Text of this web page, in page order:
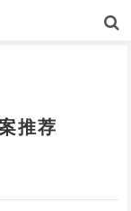
推荐